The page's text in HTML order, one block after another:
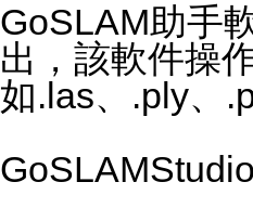
GoSLAM助手
出，該軟件操
如.las、.ply、
GoSLAMStudio